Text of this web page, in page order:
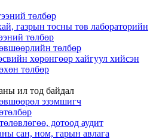
төлбөр
газрын тосны төв лабораторийн
төлбөр
төлбөр
хөрөнгөөр хайгуул хийсэн
төлбөр
ил тод байдал
эзэмшигч
дотоод аудит
сан, ном, гарын авлага